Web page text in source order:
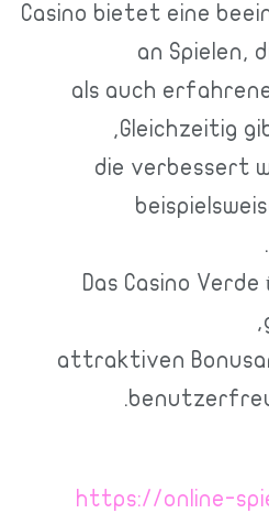
Casino bietet
an
als auch
die
Das Casino
attraktiven
https://